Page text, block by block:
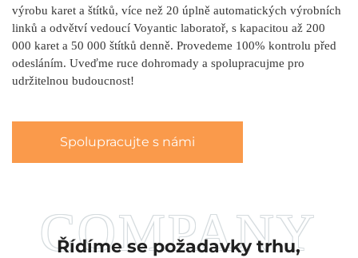
výrobu karet a štítků, více než 20 úplně automatických výrobních
linků a odvětví vedoucí Voyantic laboratoř, s kapacitou až 200
000 karet a 50 000 štítků denně. Provedeme 100% kontrolu před
odesláním. Uveďme ruce dohromady a spolupracujme pro
udržitelnou budoucnost!
Spolupracujte s námi
Řídíme se požadavky trhu,